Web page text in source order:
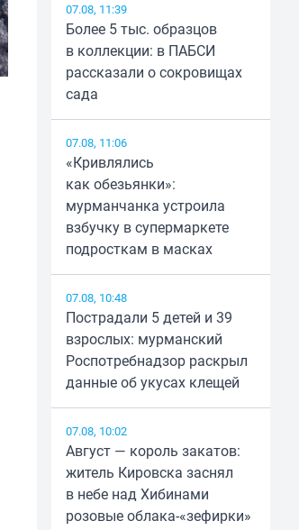
07.08, 11:39
Более 5 тыс. образцов
в коллекции: в ПАБСИ
рассказали о сокровищах
сада
07.08, 11:06
«Кривлялись
как обезьянки»:
мурманчанка устроила
взбучку в супермаркете
подросткам в масках
07.08, 10:48
Пострадали 5 детей и 39
взрослых: мурманский
Роспотребнадзор раскрыл
данные об укусах клещей
07.08, 10:02
Август — король закатов:
житель Кировска заснял
в небе над Хибинами
розовые облака-«зефирки»